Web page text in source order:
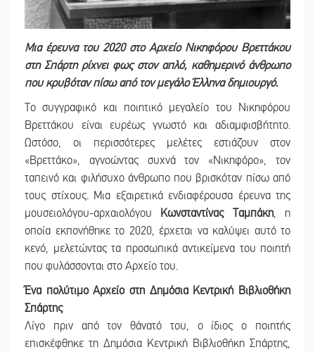
Μια έρευνα του 2020 στο Αρχείο Νικηφόρου Βρεττάκου
στη Σπάρτη ρίχνει φως στον απλό, καθημερινό άνθρωπο
που κρυβόταν πίσω από τον μεγάλο Έλληνα δημιουργό.
Το συγγραφικό και ποιητικό μεγαλείο του Νικηφόρου
Βρεττάκου είναι ευρέως γνωστό και αδιαμφισβήτητο.
Ωστόσο, οι περισσότερες μελέτες εστιάζουν στον
«Βρεττάκο», αγνοώντας συχνά τον «Νικηφόρο», τον
ταπεινό και φιλήσυχο άνθρωπο που βρισκόταν πίσω από
τους στίχους. Μια εξαιρετικά ενδιαφέρουσα έρευνα της
μουσειολόγου-αρχαιολόγου Κωνσταντίνας Ταμπάκη, η
οποία εκπονήθηκε το 2020, έρχεται να καλύψει αυτό το
κενό, μελετώντας τα προσωπικά αντικείμενα του ποιητή
που φυλάσσονται στο Αρχείο του.
Ένα πολύτιμο Αρχείο στη Δημόσια Κεντρική Βιβλιοθήκη
Σπάρτης
Λίγο πριν από τον θάνατό του, ο ίδιος ο ποιητής
επισκέφθηκε τη Δημόσια Κεντρική Βιβλιοθήκη Σπάρτης,